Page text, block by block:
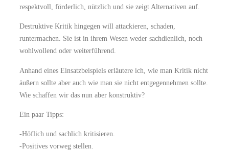
respektvoll, förderlich, nützlich und sie zeigt Alternativen auf.
Destruktive Kritik hingegen will attackieren, schaden,
runtermachen. Sie ist in ihrem Wesen weder sachdienlich, noch
wohlwollend oder weiterführend.
Anhand eines Einsatzbeispiels erläutere ich, wie man Kritik nicht
äußern sollte aber auch wie man sie nicht entgegennehmen sollte.
Wie schaffen wir das nun aber konstruktiv?
Ein paar Tipps:
-Höflich und sachlich kritisieren.
-Positives vorweg stellen.